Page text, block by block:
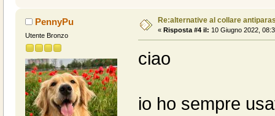
PennyPu
Utente Bronzo
Re:alternative al collare
« Risposta #4 il: 10 Giugno 2022,
ciao
io ho sempre